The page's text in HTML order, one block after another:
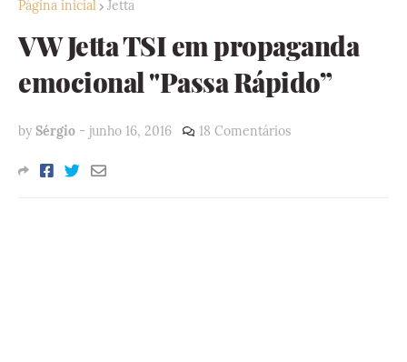
Página inicial Jetta
VW Jetta TSI em propaganda
emocional "Passa Rápido”
by Sérgio - junho 16, 2016 18 Comentários